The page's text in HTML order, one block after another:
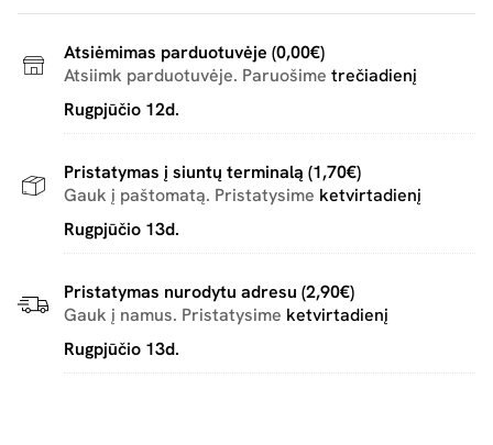
Atsiėmimas parduotuvėje (0,00€)
Atsiimk parduotuvėje. Paruošime trečiadienį
Rugpjūčio 12d.
Pristatymas į siuntų terminalą (1,70€)
Gauk į paštomatą. Pristatysime ketvirtadienį
Rugpjūčio 13d.
Pristatymas nurodytu adresu (2,90€)
Gauk į namus. Pristatysime ketvirtadienį
Rugpjūčio 13d.